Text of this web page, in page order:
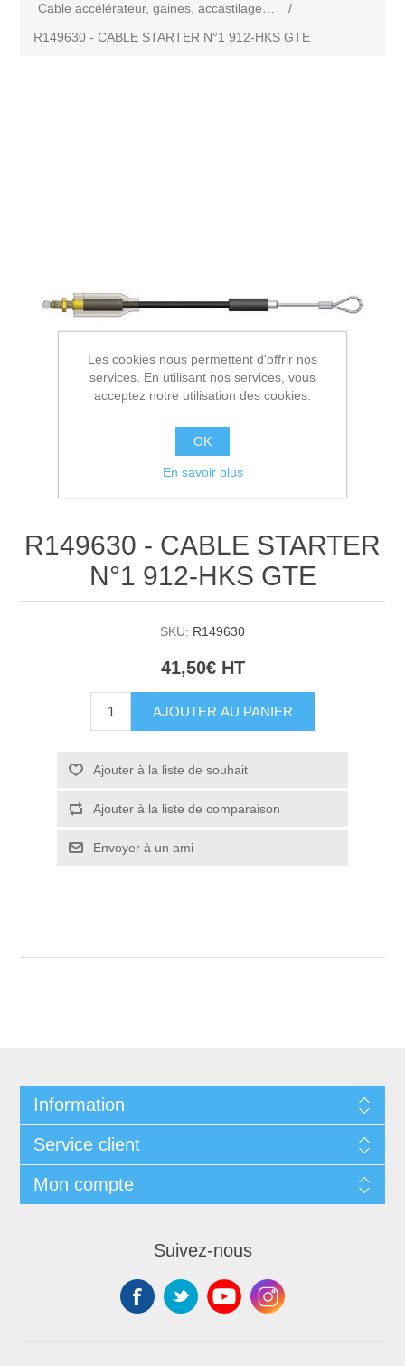
Cable accélérateur, gaines, accastilage…
/
R149630 - CABLE STARTER N°1 912-HKS GTE
R149630 - CABLE STARTER
N°1 912-HKS GTE
SKU: R149630
41,50€ HT
AJOUTER AU PANIER
Ajouter à la liste de souhait
Ajouter à la liste de comparaison
Envoyer à un ami
Information
Service client
Mon compte
Suivez-nous
Les cookies nous permettent d'offrir nos
services. En utilisant nos services, vous
acceptez notre utilisation des cookies.
OK
En savoir plus